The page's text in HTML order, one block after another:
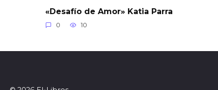
«Desafío de Amor» Katia Parra
0 10